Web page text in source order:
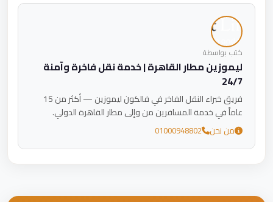
كتب بواسطة
ليموزين مطار القاهرة | خدمة نقل فاخرة وآمنة
24/7
فريق خبراء النقل الفاخر في فالكون ليموزين — أكثر من 15
عاماً في خدمة المسافرين من وإلى مطار القاهرة الدولي.
من نحن 01000948802